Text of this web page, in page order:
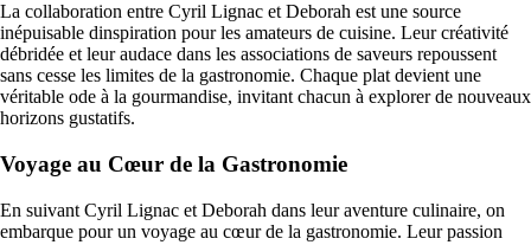
La collaboration entre Cyril Lignac et Deborah est une source
inépuisable dinspiration pour les amateurs de cuisine. Leur créativité
débridée et leur audace dans les associations de saveurs repoussent
sans cesse les limites de la gastronomie. Chaque plat devient une
véritable ode à la gourmandise, invitant chacun à explorer de nouveaux
horizons gustatifs.
Voyage au Cœur de la Gastronomie
En suivant Cyril Lignac et Deborah dans leur aventure culinaire, on
embarque pour un voyage au cœur de la gastronomie. Leur passion